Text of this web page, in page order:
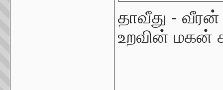
தாவீது - வீரன்
உறவின் மகன்